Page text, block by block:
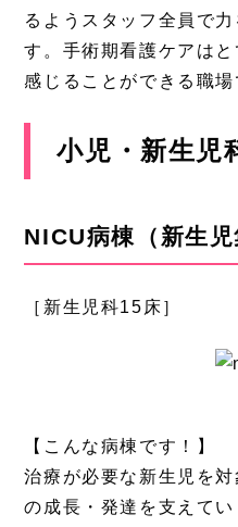
るようスタッフ全員で
す。手術期看護ケアは
感じることができる職場
小児・新生児
NICU病棟 （新生
［新生児科15床］
【こんな病棟です！】
治療が必要な新生児を
の成長・発達を支えて